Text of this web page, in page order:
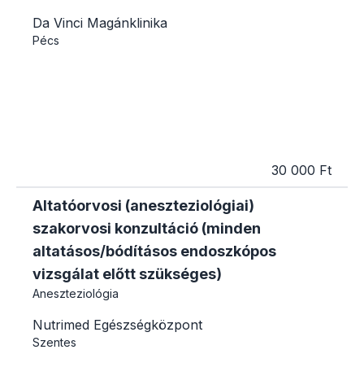
Da Vinci Magánklinika
Pécs
30 000 Ft
Altatóorvosi (aneszteziológiai)
szakorvosi konzultáció (minden
altatásos/bódításos endoszkópos
vizsgálat előtt szükséges)
Aneszteziológia
Nutrimed Egészségközpont
Szentes